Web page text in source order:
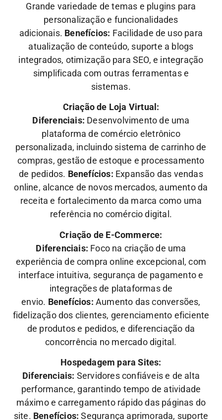
Grande variedade de temas e plugins para
personalização e funcionalidades
adicionais. Benefícios: Facilidade de uso para
atualização de conteúdo, suporte a blogs
integrados, otimização para SEO, e integração
simplificada com outras ferramentas e
sistemas.
Criação de Loja Virtual:
Diferenciais: Desenvolvimento de uma
plataforma de comércio eletrônico
personalizada, incluindo sistema de carrinho de
compras, gestão de estoque e processamento
de pedidos. Benefícios: Expansão das vendas
online, alcance de novos mercados, aumento da
receita e fortalecimento da marca como uma
referência no comércio digital.
Criação de E-Commerce:
Diferenciais: Foco na criação de uma
experiência de compra online excepcional, com
interface intuitiva, segurança de pagamento e
integrações de plataformas de
envio. Benefícios: Aumento das conversões,
fidelização dos clientes, gerenciamento eficiente
de produtos e pedidos, e diferenciação da
concorrência no mercado digital.
Hospedagem para Sites:
Diferenciais: Servidores confiáveis e de alta
performance, garantindo tempo de atividade
máximo e carregamento rápido das páginas do
site. Benefícios: Segurança aprimorada, suporte